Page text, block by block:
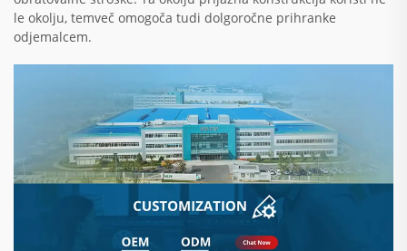
le okolju, temveč omogoča tudi dolgoročne prihranke
odjemalcem.